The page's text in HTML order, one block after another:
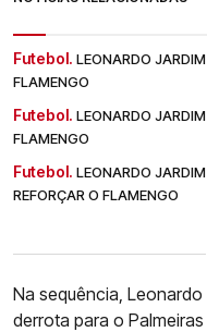
Futebol. LEONARDO
FLAMENGO
Futebol. LEONARDO
FLAMENGO
Futebol. LEONARDO
REFORÇAR O FLAMENGO
Na sequência,
derrota para o